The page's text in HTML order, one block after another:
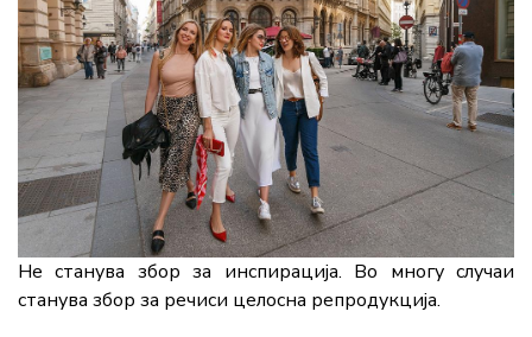
Не станува збор за инспирација. Во многу случаи
станува збор за речиси целосна репродукција.